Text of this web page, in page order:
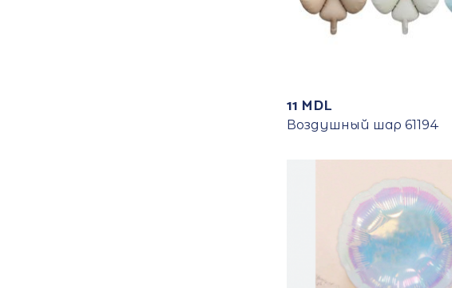
11 MDL
Воздушный шар 61194